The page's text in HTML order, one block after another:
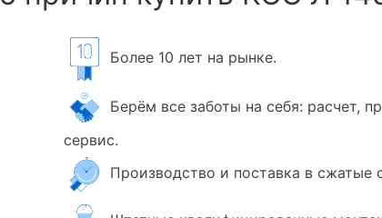
Более 10 лет на рынке.
Берём все заботы на себя: расчет,
сервис.
Производство и поставка в сжатые